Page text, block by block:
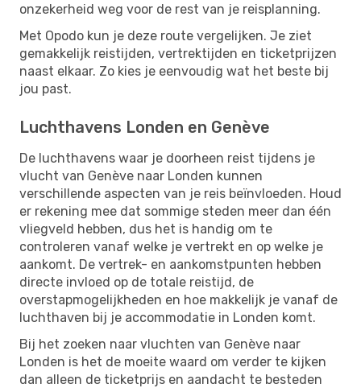
onzekerheid weg voor de rest van je reisplanning.
Met Opodo kun je deze route vergelijken. Je ziet
gemakkelijk reistijden, vertrektijden en ticketprijzen
naast elkaar. Zo kies je eenvoudig wat het beste bij
jou past.
Luchthavens Londen en Genève
De luchthavens waar je doorheen reist tijdens je
vlucht van Genève naar Londen kunnen
verschillende aspecten van je reis beïnvloeden. Houd
er rekening mee dat sommige steden meer dan één
vliegveld hebben, dus het is handig om te
controleren vanaf welke je vertrekt en op welke je
aankomt. De vertrek- en aankomstpunten hebben
directe invloed op de totale reistijd, de
overstapmogelijkheden en hoe makkelijk je vanaf de
luchthaven bij je accommodatie in Londen komt.
Bij het zoeken naar vluchten van Genève naar
Londen is het de moeite waard om verder te kijken
dan alleen de ticketprijs en aandacht te besteden